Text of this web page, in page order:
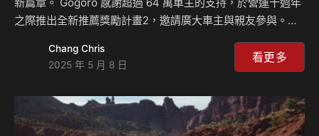
之際推出全新推薦獎勵計畫2，邀請廣大車主與親友參與。除
大獎，最大獎為星宇航空商務艙一年飛到飽（全球不限航點，
單人 10 趟來回機票）禮遇。 即日中午 12 點起至 2025/7/31
凡車主推薦購車並完成交車，推薦人即可獲得 500 點 Gogoro
Smart Points，推薦愈多、點數累積愈多，次數無上限3；被
Chang Chris
2025 年 5 月 8 日
看更多